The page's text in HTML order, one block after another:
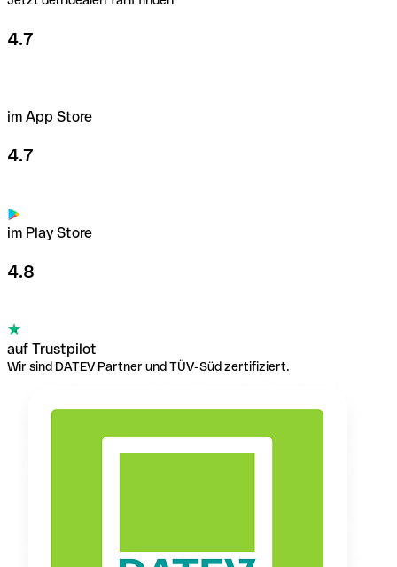
4.7
im App Store
4.7
im Play Store
4.8
auf Trustpilot
Wir sind DATEV Partner und TÜV-Süd zertifiziert.